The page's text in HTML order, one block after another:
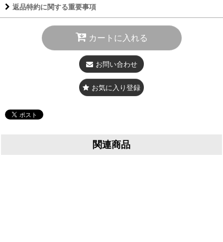
返品特約に関する重要事項
カートに入れる
お問い合わせ
お気に入り登録
関連商品